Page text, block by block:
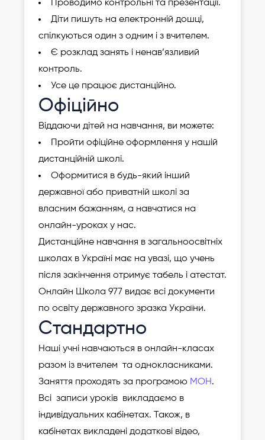
Проводимо контрольні та презентації.
Діти пишуть на електронній дошці,
спілкуються один з одним і з вчителем.
Є розклад занять і ненав’язливий
контроль.
Усе це працює дистанційно.
Офіційно
Віддаючи дітей на навчання, ви можете:
Пройти офіційне оформлення у нашій
дистанційній школі.
Оформитися в будь-який інший
державної або приватній школі за
власним бажанням, а навчатися на
онлайн-уроках у нас.
Дистанційне навчання в загальноосвітніх
школах в Україні має на увазі, що учень
після закінчення отримує табель і атестат.
Онлайн Школа 977 видає всі документи
по освіту державного зразка України.
Стандартно
Наші учні навчаються в онлайн-класах
разом із вчителем та однокласниками.
Заняття проходять за програмою МОН.
Всі записи уроків викладаємо в
індивідуальних кабінетах. Також, в
кабінетах викладені додаткові відео,